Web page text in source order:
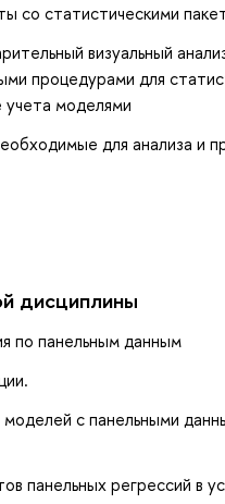
со статистическими
визуальный
процедурами для
моделями
для анализа и
дисциплины
по панельным данным
с панельными
панельных регрессий в